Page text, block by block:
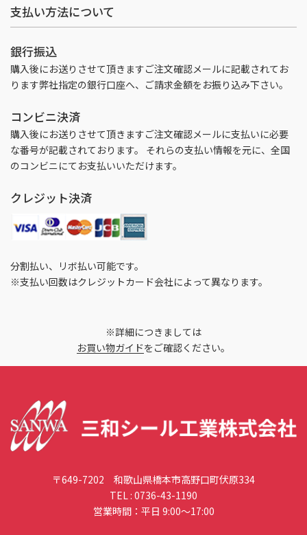
支払い方法について
銀行振込
購入後にお送りさせて頂きますご注文確認メールに記載されてお
ります弊社指定の銀行口座へ、ご請求金額をお振り込み下さい。
コンビニ決済
購入後にお送りさせて頂きますご注文確認メールに支払いに必要
な番号が記載されております。 それらの支払い情報を元に、全国
のコンビニにてお支払いいただけます。
クレジット決済
分割払い、リボ払い可能です。
※支払い回数はクレジットカード会社によって異なります。
※詳細につきましては
お買い物ガイドをご確認ください。
〒649-7202 和歌山県橋本市高野口町伏原334
TEL : 0736-43-1190
営業時間：平日 9:00〜17:00